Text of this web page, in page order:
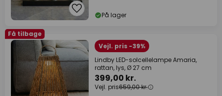
På lager
Få tilbage
Vejl. pris -39%
Lindby LED-solcellelampe Amaria,
rattan, lys, Ø 27 cm
399,00 kr.
Vejl. pris659,00 kr.